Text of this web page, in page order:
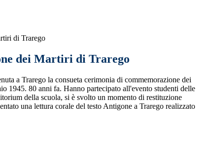
di Trarego
dei Martiri di Trarego
a Trarego la consueta cerimonia di commemorazione dei
1945. 80 anni fa. Hanno partecipato all'evento studenti delle
della scuola, si è svolto un momento di restituzione
una lettura corale del testo Antigone a Trarego realizzato